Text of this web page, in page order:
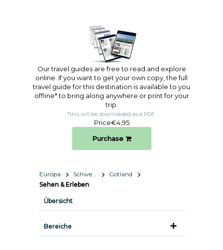
Our travel guides are free to read and explore
online. If you want to get your own copy, the full
travel guide for this destination is available to you
offline* to bring along anywhere or print for your
trip.​
*this will be downloaded as a PDF.
Price€4,95
Purchase
Europa Schweden
Gotland
Sehen & Erleben
Übersicht
Bereiche